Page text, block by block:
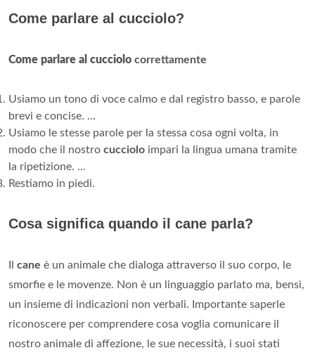
Come parlare al cucciolo?
Come parlare al cucciolo correttamente
Usiamo un tono di voce calmo e dal registro basso, e parole
brevi e concise. ...
Usiamo le stesse parole per la stessa cosa ogni volta, in
modo che il nostro cucciolo impari la lingua umana tramite
la ripetizione. ...
Restiamo in piedi.
Cosa significa quando il cane parla?
cane è un animale che dialoga attraverso il suo corpo, le
smorfie e le movenze. Non è un linguaggio parlato ma, bensì,
un insieme di indicazioni non verbali. Importante saperle
riconoscere per comprendere cosa voglia comunicare il
nostro animale di affezione, le sue necessità, i suoi stati